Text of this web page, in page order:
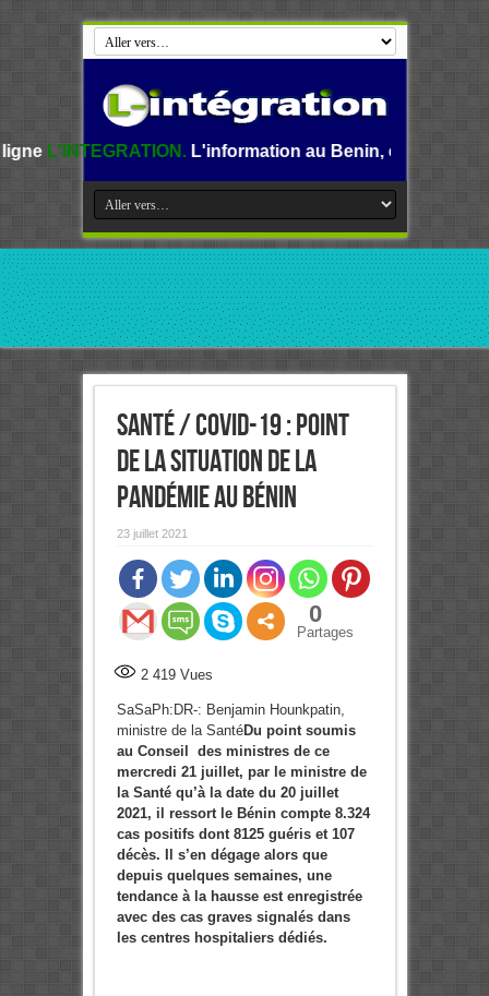
L'information au Benin, en Afrique et dans le monde.
Santé / COVID-19 : Point
de la situation de la
pandémie au Bénin
23 juillet 2021
0
Partages
2 419Vues
SaSaPh:DR-: Benjamin Hounkpatin,
ministre de la SantéDu point soumis
au Conseil des ministres de ce
mercredi 21 juillet, par le ministre de
la Santé qu’à la date du 20 juillet
2021, il ressort le Bénin compte 8.324
cas positifs dont 8125 guéris et 107
décès. Il s’en dégage alors que
depuis quelques semaines, une
tendance à la hausse est enregistrée
avec des cas graves signalés dans
les centres hospitaliers dédiés.